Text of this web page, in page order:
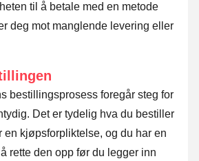
til å betale med en metode
deg mot manglende levering eller
bestillingsprosess foregår steg for
Det er tydelig hva du bestiller
en kjøpsforpliktelse, og du har en
rette den opp før du legger inn